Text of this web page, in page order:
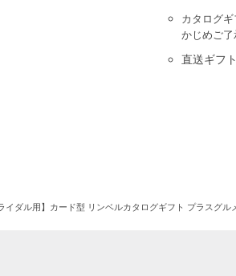
カタログ
かじめご了
直送ギフ
ライダル用】カード型 リンベルカタログギフト プラスグ